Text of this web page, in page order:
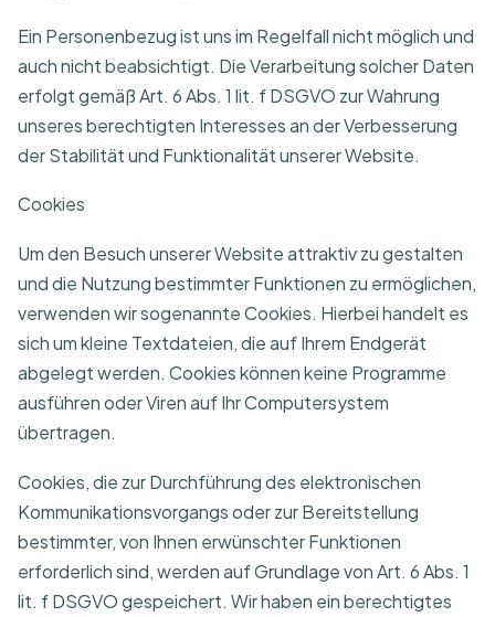
Ein Personenbezug ist uns im Regelfall nicht möglich und
auch nicht beabsichtigt. Die Verarbeitung solcher Daten
erfolgt gemäß Art. 6 Abs. 1 lit. f DSGVO zur Wahrung
unseres berechtigten Interesses an der Verbesserung
der Stabilität und Funktionalität unserer Website.
Cookies
Um den Besuch unserer Website attraktiv zu gestalten
und die Nutzung bestimmter Funktionen zu ermöglichen,
verwenden wir sogenannte Cookies. Hierbei handelt es
sich um kleine Textdateien, die auf Ihrem Endgerät
abgelegt werden. Cookies können keine Programme
ausführen oder Viren auf Ihr Computersystem
übertragen.
Cookies, die zur Durchführung des elektronischen
Kommunikationsvorgangs oder zur Bereitstellung
bestimmter, von Ihnen erwünschter Funktionen
erforderlich sind, werden auf Grundlage von Art. 6 Abs. 1
lit. f DSGVO gespeichert. Wir haben ein berechtigtes